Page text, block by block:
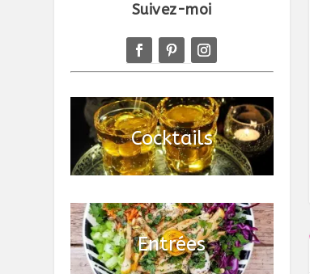
Suivez-moi